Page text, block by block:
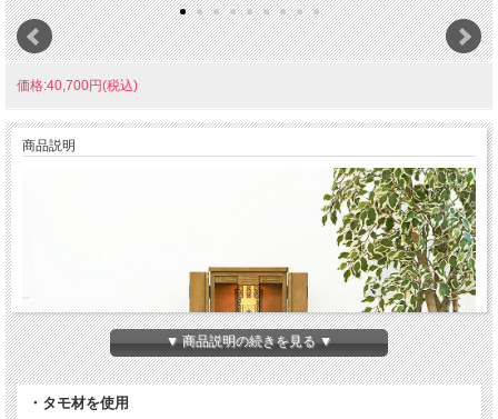
価格:40,700円(税込)
商品説明
▼ 商品説明の続きを見る ▼
・タモ材を使用